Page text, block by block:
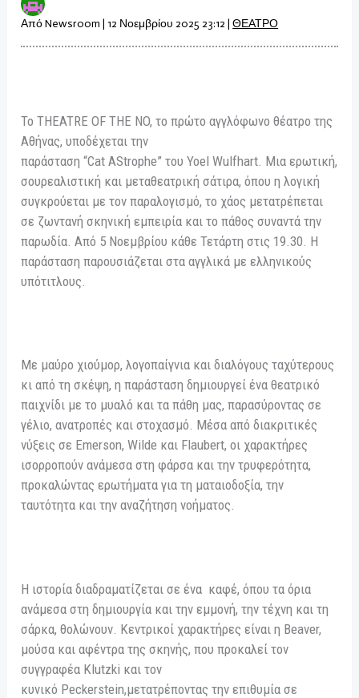
ΑπόNewsroom| 12 Νοεμβρίου 2025 23:12|ΘΕΑΤΡΟ
Το THEATRE OF THE NO, το πρώτο αγγλόφωνο θέατρο της
Αθήνας, υποδέχεται την
παράσταση “Cat AStrophe” του Yoel Wulfhart. Μια ερωτική,
σουρεαλιστική και μεταθεατρική σάτιρα, όπου η λογική
συγκρούεται με τον παραλογισμό, το χάος μετατρέπεται
σε ζωντανή σκηνική εμπειρία και το πάθος συναντά την
παρωδία. Από 5 Νοεμβρίου κάθε Τετάρτη στις 19.30. Η
παράσταση παρουσιάζεται στα αγγλικά με ελληνικούς
υπότιτλους.
Με μαύρο χιούμορ, λογοπαίγνια και διαλόγους ταχύτερους
κι από τη σκέψη, η παράσταση δημιουργεί ένα θεατρικό
παιχνίδι με το μυαλό και τα πάθη μας, παρασύροντας σε
γέλιο, ανατροπές και στοχασμό. Μέσα από διακριτικές
νύξεις σε Emerson, Wilde και Flaubert, οι χαρακτήρες
ισορροπούν ανάμεσα στη φάρσα και την τρυφερότητα,
προκαλώντας ερωτήματα για τη ματαιοδοξία, την
ταυτότητα και την αναζήτηση νοήματος.
Η ιστορία διαδραματίζεται σε ένα καφέ, όπου τα όρια
ανάμεσα στη δημιουργία και την εμμονή, την τέχνη και τη
σάρκα, θολώνουν. Κεντρικοί χαρακτήρες είναι η Beaver,
μούσα και αφέντρα της σκηνής, που προκαλεί τον
συγγραφέα Klutzki και τον
κυνικό Peckerstein,μετατρέποντας την επιθυμία σε